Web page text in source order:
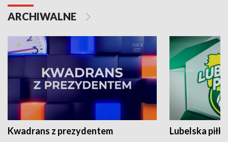
ARCHIWALNE
Kwadrans z prezydentem Lubelska piłka